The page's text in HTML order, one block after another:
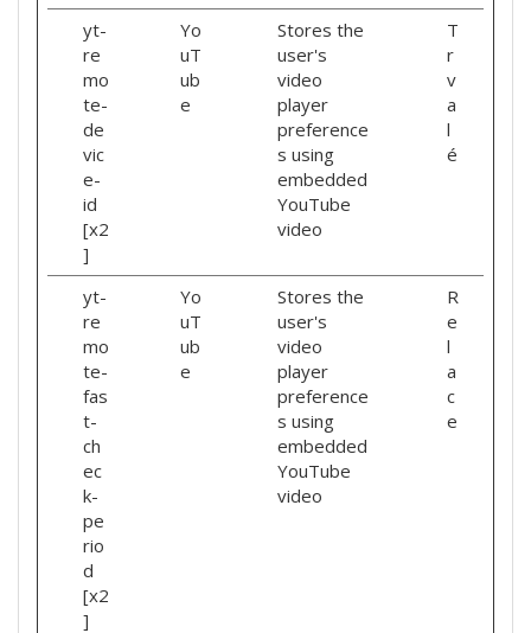
yt-
re
mo
te-
de
vic
e-
id
[x2
]
Yo
uT
ub
e
Stores the
user's
video
player
preference
s using
embedded
YouTube
video
T
r
v
a
l
é
yt-
re
mo
te-
fas
t-
ch
ec
k-
pe
rio
d
[x2
]
Yo
uT
ub
e
Stores the
user's
video
player
preference
s using
embedded
YouTube
video
R
e
l
a
c
e